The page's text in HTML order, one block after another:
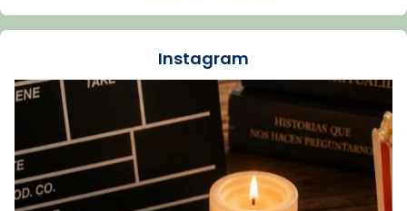
dos mesos, a l'Estadi Lluís Companys, la
Recupera l'entrevista comp
Vatican
tican News 👇
www.vaticannews.va/es/iglesia/news/2026-
07/carmina-historia-depresion-papa-viaje-
espana-testimoni...
Instagram